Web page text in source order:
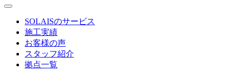
SOLAISのサービス
施工実績
お客様の声
スタッフ紹介
拠点一覧